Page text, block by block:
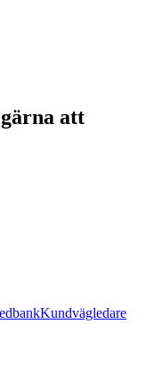
att
Kundvägledare